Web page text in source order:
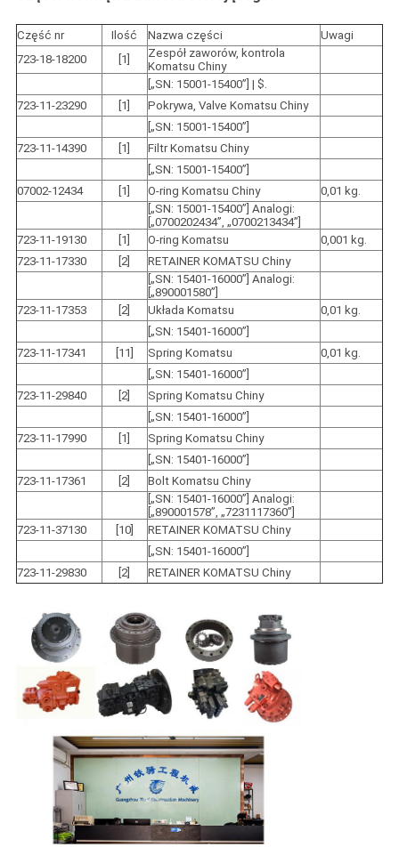
Część nr Ilość Nazwa części
Uwagi
723-18-18200
[1]
Zespół zaworów, kontrola
Komatsu Chiny
[„SN: 15001-15400”] | $.
723-11-23290
[1]
Pokrywa, Valve Komatsu Chiny
[„SN: 15001-15400”]
723-11-14390
[1]
Filtr Komatsu Chiny
[„SN: 15001-15400”]
07002-12434
[1] O-ring Komatsu Chiny
0,01 kg.
[„SN: 15001-15400”] Analogi:
[„0700202434”, „0700213434”]
723-11-19130
[1] O-ring Komatsu
0,001 kg.
723-11-17330
[2]
RETAINER KOMATSU Chiny
[„SN: 15401-16000”] Analogi:
[„890001580”]
723-11-17353
[2] Układa Komatsu
0,01 kg.
[„SN: 15401-16000”]
723-11-17341
[11] Spring Komatsu
0,01 kg.
[„SN: 15401-16000”]
723-11-29840
[2]
Spring Komatsu Chiny
[„SN: 15401-16000”]
723-11-17990
[1]
Spring Komatsu Chiny
[„SN: 15401-16000”]
723-11-17361
[2]
Bolt Komatsu Chiny
[„SN: 15401-16000”] Analogi:
[„890001578”, „7231117360”]
723-11-37130
[10]
RETAINER KOMATSU Chiny
[„SN: 15401-16000”]
723-11-29830
[2] RETAINER KOMATSU Chiny